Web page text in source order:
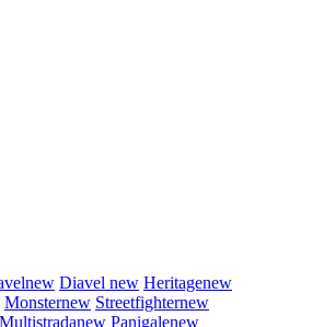
new Diavel new Heritagenew
Monsternew Streetfighternew
Multistradanew Panigalenew